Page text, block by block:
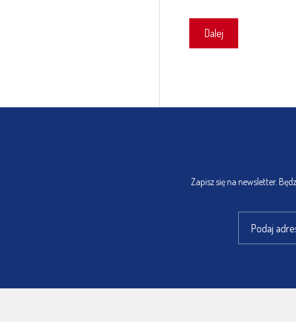
Zapisz się na newsletter.